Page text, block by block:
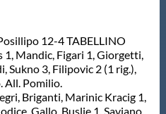
12-4 TABELLINO
1, Mandic, Figari 1, Giorgetti,
Sukno 3, Filipovic 2 (1 rig.),
All. Pomilio.
Briganti, Marinic Kracig 1,
Gallo, Buslje 1, Saviano,